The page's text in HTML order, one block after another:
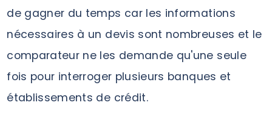
de gagner du temps car les informations
nécessaires à un devis sont nombreuses et le
comparateur ne les demande qu'une seule
fois pour interroger plusieurs banques et
établissements de crédit.